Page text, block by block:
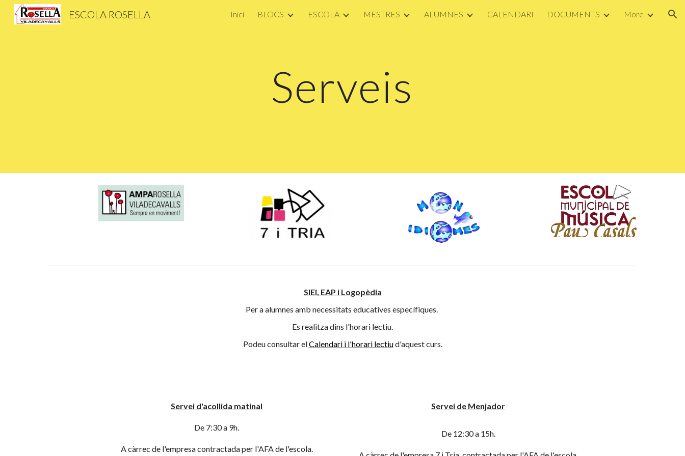
Skip to main content Skip to navigation
ESCOLA ROSELLA Inici BLOCS ESCOLA MESTRES ALUMNES CALENDARI DOCUMENTS More
Serveis
SIEI, EAP i Logopèdia
Per a alumnes amb necessitats educatives específiques.
Es realitza dins l'horari lectiu.
Podeu consultar el Calendari i l'horari lectiu d'aquest curs.
Servei d'acollida matinal
De 7:30 a 9h.
A càrrec de l'empresa contractada per l'AFA de l'escola.
Servei de Menjador
De 12:30 a 15h.